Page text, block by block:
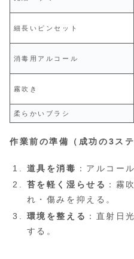
細長いピンセット
消毒用アルコール
霧吹き
柔らかいブラシ
作業前の準備（成功の3ステ
道具を消毒 ：アルコー
苔を軽く湿らせる ：霧
れ・傷みを抑える。
環境を整える ：直射日
する。